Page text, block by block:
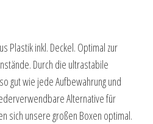
Plastik inkl. Deckel. Optimal zur
Durch die ultrastabile
gut wie jede Aufbewahrung und
Alternative für
sich unsere großen Boxen optimal.